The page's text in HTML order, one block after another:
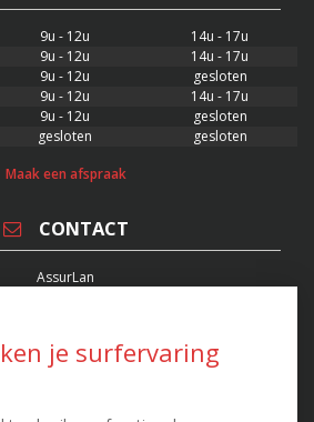
9u - 12u
14u - 17u
9u - 12u
14u - 17u
9u - 12u
gesloten
9u - 12u
14u - 17u
9u - 12u
gesloten
gesloten gesloten
Maak een afspraak
CONTACT
AssurLan
88 88 00 - F. 011 88 88 08
je surfervaring